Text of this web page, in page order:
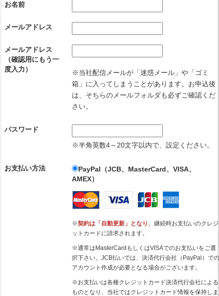
お名前
メールアドレス
メールアドレス
（確認用にもう一
度入力）
※当社配信メールが「迷惑メール」や「ゴミ
箱」に入ってしまうことがあります。お申込後
は、そちらのメールフォルダも必ずご確認くだ
さい。
パスワード
※半角英数4～20文字以内で、設定ください。
お支払い方法
PayPal（JCB、MasterCard、VISA、
AMEX）
※契約は「自動更新」となり、継続時お支払いのクレジ
ットカードに請求されます。
※通常はMasterCardもしくはVISAでのお支払いをご選
択下さい。JCB払いでは、決済代行会社（PayPal）で
アカウント作成が必要となる場合がございます。
※お支払いは各種クレジットカード決済代行会社による
ものとなり、当社ではクレジットカード情報を保持しま